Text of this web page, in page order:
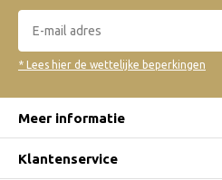
* Lees hier de wettelijke beperkingen
Meer informatie
Klantenservice